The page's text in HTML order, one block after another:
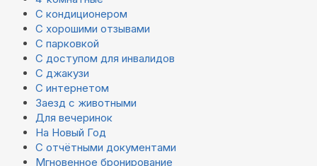
С кондиционером
С хорошими отзывами
С парковкой
С доступом для инвалидов
С джакузи
С интернетом
Заезд с животными
Для вечеринок
На Новый Год
С отчётными документами
Мгновенное бронирование